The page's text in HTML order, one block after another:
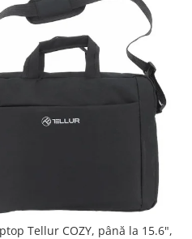
Tellur COZY, până la 15.6",